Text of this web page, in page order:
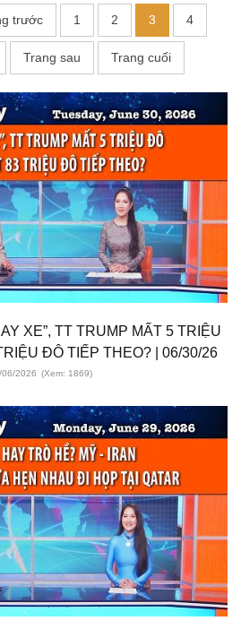
trước 1 2 3 4
Trang sau Trang cuối
XE”, TT TRUMP MẤT 5 TRIỆU
ĐÔ TIẾP THEO? | 06/30/26
06/2026 (Xem: 1869)